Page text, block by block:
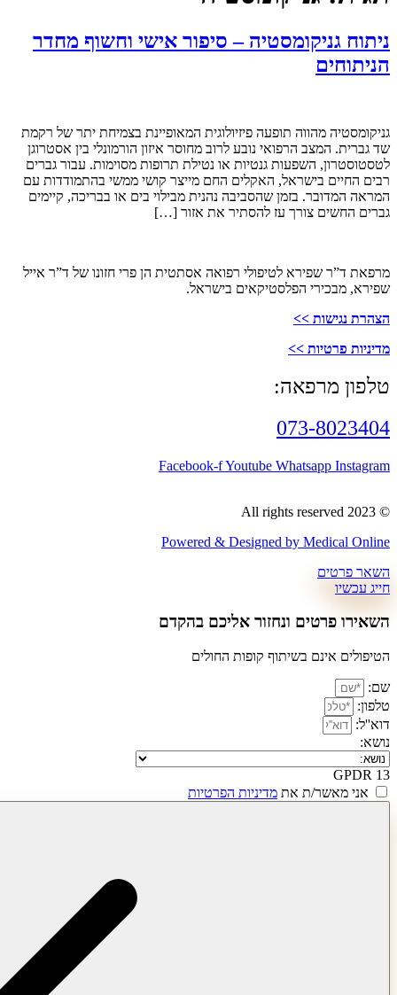
– סיפור אישי וחשוף מחדר
תופעה פיזיולוגית המאופיינת בצמיחת יתר של רקמת
הרפואי נובע לרוב מחוסר איזון הורמונלי בין אסטרוגן
גנטיות או נטילת תרופות מסוימות. עבור גברים
האקלים החם מייצר קושי ממשי בהתמודדות עם
בזמן שהסביבה נהנית מבילוי בים או בבריכה, קיימים
צורך עז להסתיר את אזור […]
לטיפולי רפואה אסתטית הן פרי חזונו של ד”ר אייל
הפלסטיקאים בישראל.
>>
>>
Facebook-fYoutube
Powered & Designed by
ונחזור אליכם בהקדם​
בשיתוף קופות החולים
ת אתמדיניות הפרטיות